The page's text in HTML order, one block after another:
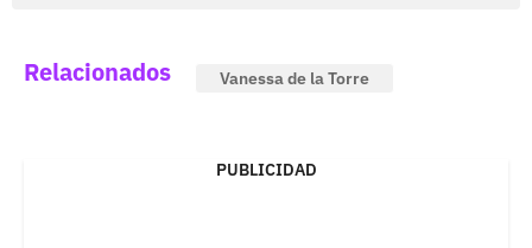
Relacionados Vanessa de la Torre
PUBLICIDAD